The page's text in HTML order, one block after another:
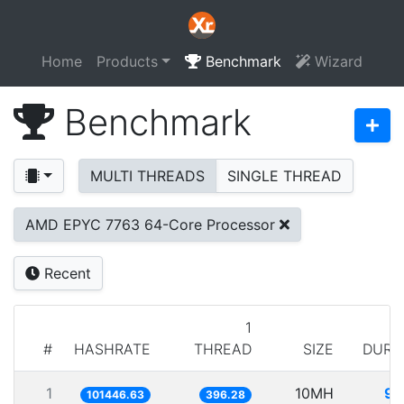
Home Products Benchmark Wizard
Benchmark
MULTI THREADS SINGLE THREAD
AMD EPYC 7763 64-Core Processor
Recent
# HASHRATE
1
THREAD
SIZE
1 101446.63 396.28 10MH